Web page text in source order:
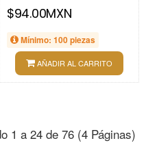
$94.00MXN
Mínimo: 100 piezas
AÑADIR AL CARRITO
1 a 24 de 76 (4 Páginas)